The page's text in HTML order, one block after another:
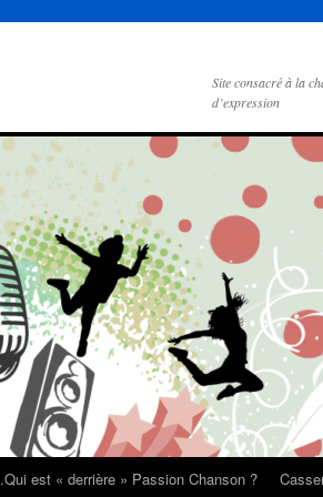
Site consacré à la
d’expression
.Qui est « derrière » Passion Chanson ?